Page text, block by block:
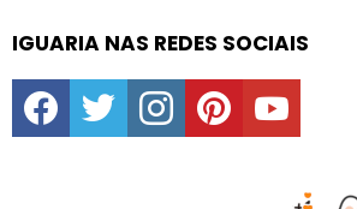
IGUARIA NAS REDES SOCIAIS
facebooktwitter instagrampinterestyoutube